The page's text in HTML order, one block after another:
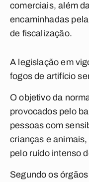
comerciais, além
encaminhadas
de fiscalização.
A legislação em
fogos de artifício
O objetivo da
provocados pelo
pessoas com
crianças e
pelo ruído intenso
Segundo os